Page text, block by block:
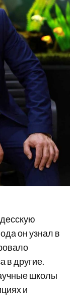
он узнал в
в другие.
школы
и